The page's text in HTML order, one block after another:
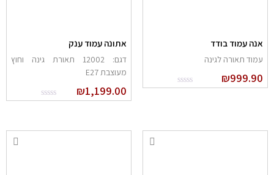
עמוד בודד
תאורה לגינה
₪
אתונה עמוד ענק
דגם: 12002 תאורת גינה וחוץ
מעוצבת E27
₪1,199.00